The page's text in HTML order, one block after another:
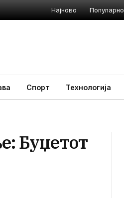
Најново Популарно
Спорт Технологија
Буџетот